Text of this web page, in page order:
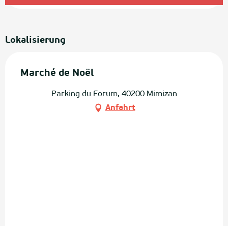
Lokalisierung
Marché de Noël
Parking du Forum, 40200 Mimizan
Anfahrt